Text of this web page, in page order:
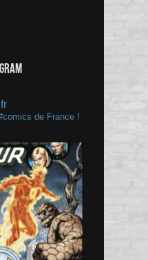
de France !